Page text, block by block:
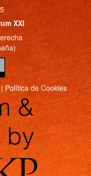
XXI
| Política de Cookies